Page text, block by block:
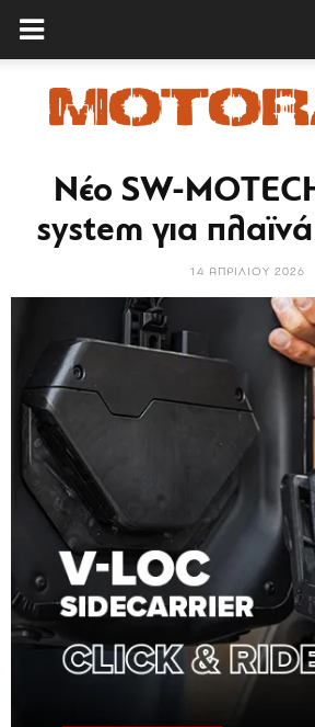
Νέο SW-
system για
14 ΑΠΡΙΛΊΟΥ 2026